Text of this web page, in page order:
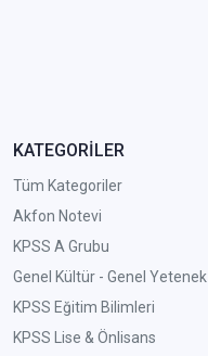
KATEGORİLER
Tüm Kategoriler
Akfon Notevi
KPSS A Grubu
Genel Kültür - Genel Yetenek
KPSS Eğitim Bilimleri
KPSS Lise & Önlisans